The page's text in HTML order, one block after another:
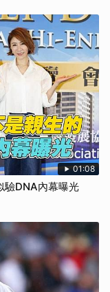
01:08
驗DNA內幕曝光